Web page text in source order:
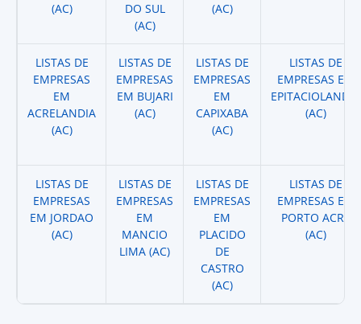
(AC)
DO SUL
(AC)
(AC)
LISTAS DE
EMPRESAS
EM
ACRELANDIA
(AC)
LISTAS DE
EMPRESAS
EM BUJARI
(AC)
LISTAS DE
EMPRESAS
EM
CAPIXABA
(AC)
LISTAS DE
EMPRESAS EM
EPITACIOLANDIA
(AC)
LISTAS DE
EMPRESAS
EM JORDAO
(AC)
LISTAS DE
EMPRESAS
EM
MANCIO
LIMA (AC)
LISTAS DE
EMPRESAS
EM
PLACIDO
DE
CASTRO
(AC)
LISTAS DE
EMPRESAS EM
PORTO ACRE
(AC)